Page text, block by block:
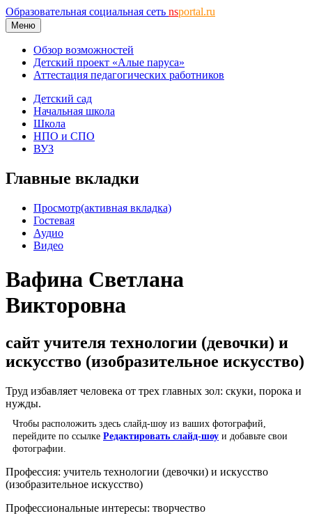
Образовательная социальная сеть nsportal.ru
Меню
Обзор возможностей
Детский проект «Алые паруса»
Аттестация педагогических работников
Детский сад
Начальная школа
Школа
НПО и СПО
ВУЗ
Главные вкладки
Просмотр(активная вкладка)
Гостевая
Аудио
Видео
Вафина Светлана
Викторовна
сайт учителя технологии (девочки) и
искусство (изобразительное искусство)
Труд избавляет человека от трех главных зол: скуки, порока и
нужды.
Чтобы расположить здесь слайд-шоу из ваших фотографий,
перейдите по ссылке Редактировать слайд-шоу и добавьте свои
фотографии.
Профессия: учитель технологии (девочки) и искусство
(изобразительное искусство)
Профессиональные интересы: творчество